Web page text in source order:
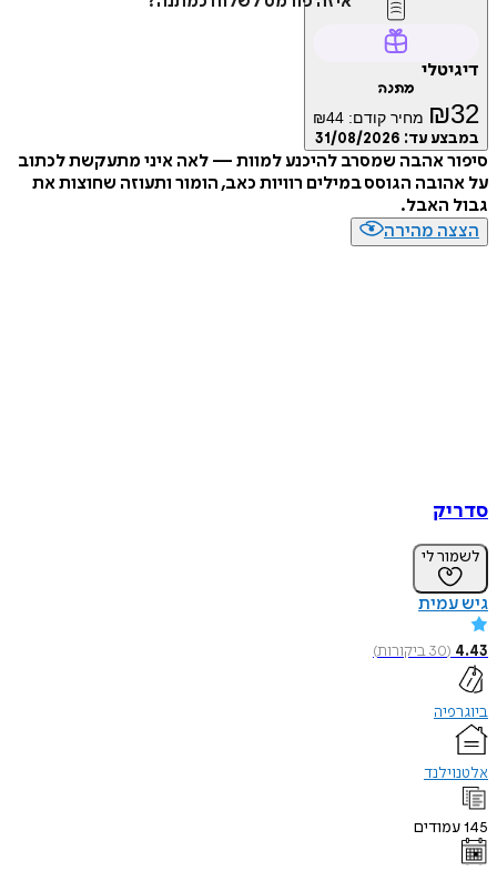
דיגיטלי
מתנה
₪32 מחיר קודם: ₪44
במבצע עד: 31/08/2026
סיפור אהבה שמסרב להיכנע למוות — לאה איני מתעקשת לכתוב
על אהובה הגוסס במילים רוויות כאב, הומור ותעוזה שחוצות את
גבול האבל.
הצצה מהירה
סדריק
לשמור לי
גיש עמית
4.43
(
30ביקורות)
ביוגרפיה
אלטנוילנד
145עמודים